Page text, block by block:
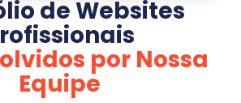
de Websites
por Nossa
Equipe